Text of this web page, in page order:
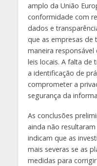
amplo da União
conformidade com
dados e
que as empresas de
maneira
leis locais. A falta de
a identificação de
comprometer a
segurança da
As conclusões
ainda não
indicam que as
mais severas se as
medidas para